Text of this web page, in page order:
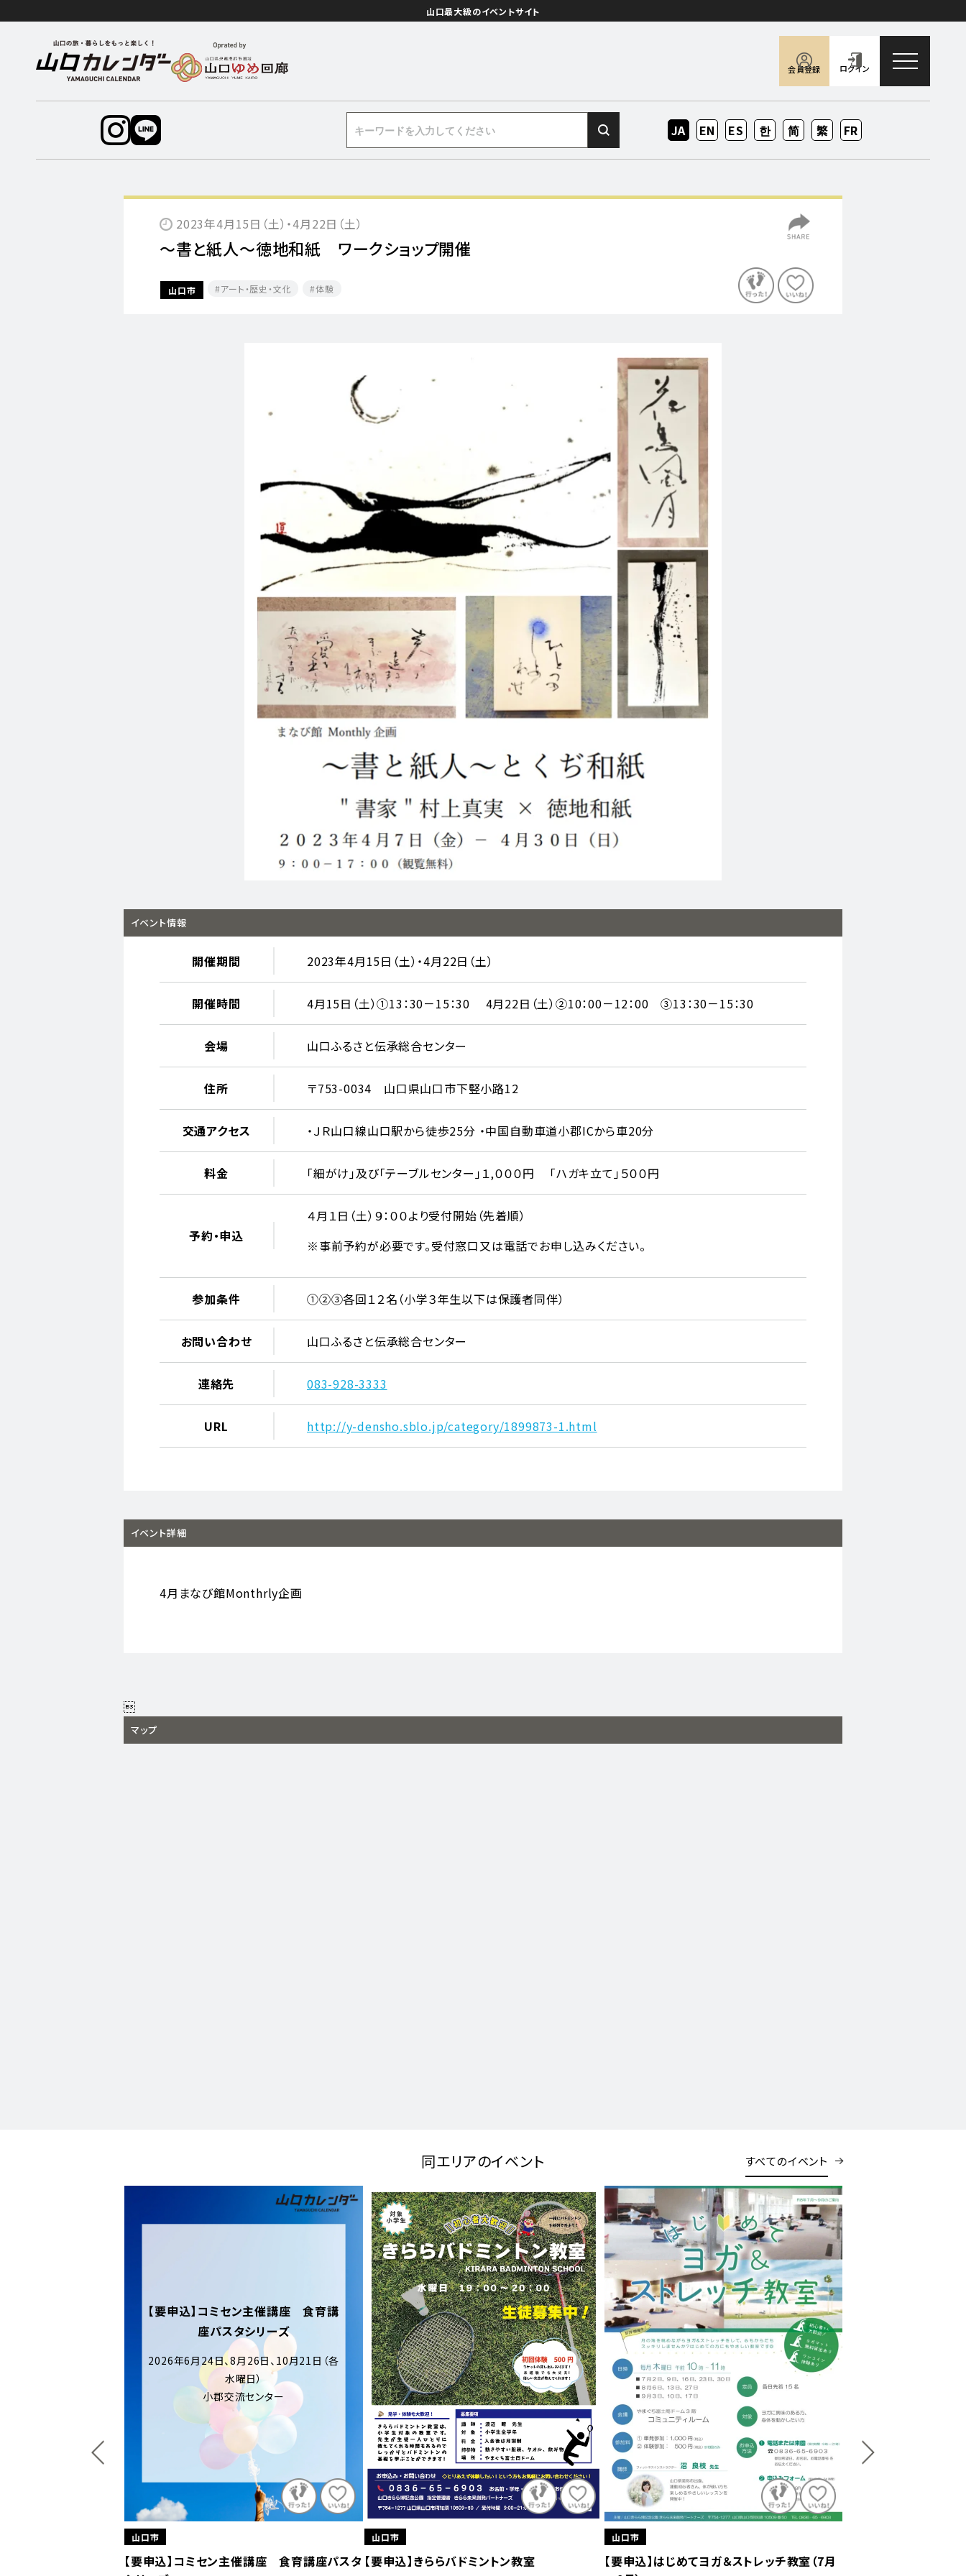
山口最大級のイベントサイト
会員登録 ログイン toggle
ZH-
ZH-
EN FR
JA KO
ES
2023年4月15日（土）・4月22日（土）
～書と紙人～徳地和紙 ワークショップ開催
山口市 アート・歴史・文化 体験
イベント情報
開催期間 2023年4月15日（土）・4月22日（土）
開催時間 4月15日（土）①13：30－15：30 4月22日（土）②10：00－12：00 ③13：30－15：30
会場 山口ふるさと伝承総合センター
住所 〒753-0034 山口県山口市下竪小路12
交通アクセス ・ＪＲ山口線山口駅から徒歩25分 ・中国自動車道小郡ICから車20分
料金 「細がけ」及び「テーブルセンター」１,０００円 「ハガキ立て」５００円
予約・申込
４月１日（土）９：００より受付開始（先着順）
※事前予約が必要です。受付窓口又は電話でお申し込みください。
参加条件 ①②③各回１２名（小学３年生以下は保護者同伴）
お問い合わせ 山口ふるさと伝承総合センター
連絡先 083-928-3333
URL http://y-densho.sblo.jp/category/1899873-1.html
イベント詳細
4月まなび館Monthrly企画

マップ
同エリアのイベント すべてのイベント
【要申込】コミセン主催講座 食育講
座パスタシリーズ
2026年6月24日、8月26日、10月21日（各
水曜日）
小郡交流センター
山口市
【要申込】コミセン主催講座 食育講座パスタ
山口市
【要申込】きららバドミントン教室
山口市
【要申込】はじめてヨガ＆ストレッチ教室（7月